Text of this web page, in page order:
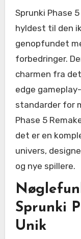
Sprunki Phase 5 Remake V3 er den ultimative
hyldest til den
genopfundet
forbedringer.
charmen fra
edge
standarder for
Phase 5
det er en
univers,
og nye spillere.
Sprunki
Unik